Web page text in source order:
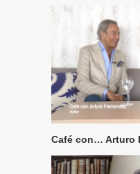
Café con… Arturo